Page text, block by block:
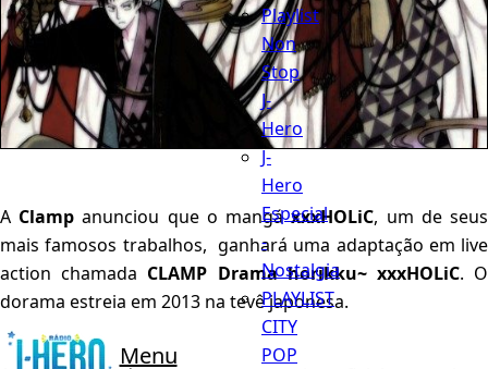
Menu
Playlist
Non
Stop
J-
Hero
J-
Hero
Especial
-
Nostalgia
PLAYLIST
CITY
POP
A Clamp anunciou que o mangáxxxHOLiC, um de seus
mais famosos trabalhos, ganhará uma adaptação em live
action chamada CLAMP Drama horikku~ xxxHOLiC. O
dorama estreia em 2013 na tevê japonesa.